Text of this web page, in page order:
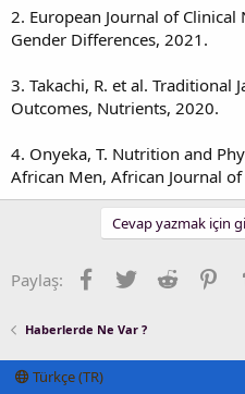
2. European Journal of
Gender Differences, 2021.
3. Takachi, R. et al. Traditional
Outcomes, Nutrients, 2020.
4. Onyeka, T. Nutrition and
African Men, African Journal
Cevap yazmak için
Paylaş: Facebook
TwitterReddit
Haberlerde Ne Var ?
Türkçe (TR)